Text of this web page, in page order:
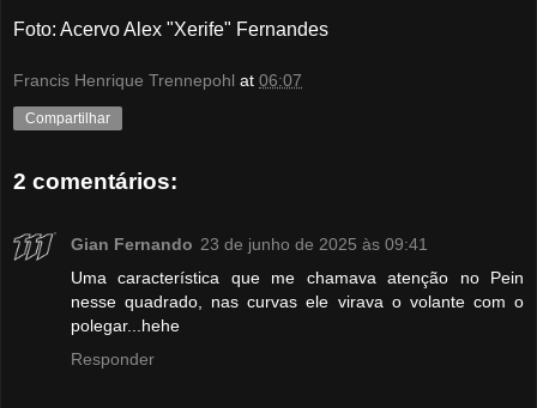
Foto: Acervo Alex "Xerife" Fernandes
Francis Henrique Trennepohl at 06:07
Compartilhar
2 comentários:
Gian Fernando 23 de junho de 2025 às 09:41
Uma característica que me chamava atenção no Pein
nesse quadrado, nas curvas ele virava o volante com o
polegar...hehe
Responder